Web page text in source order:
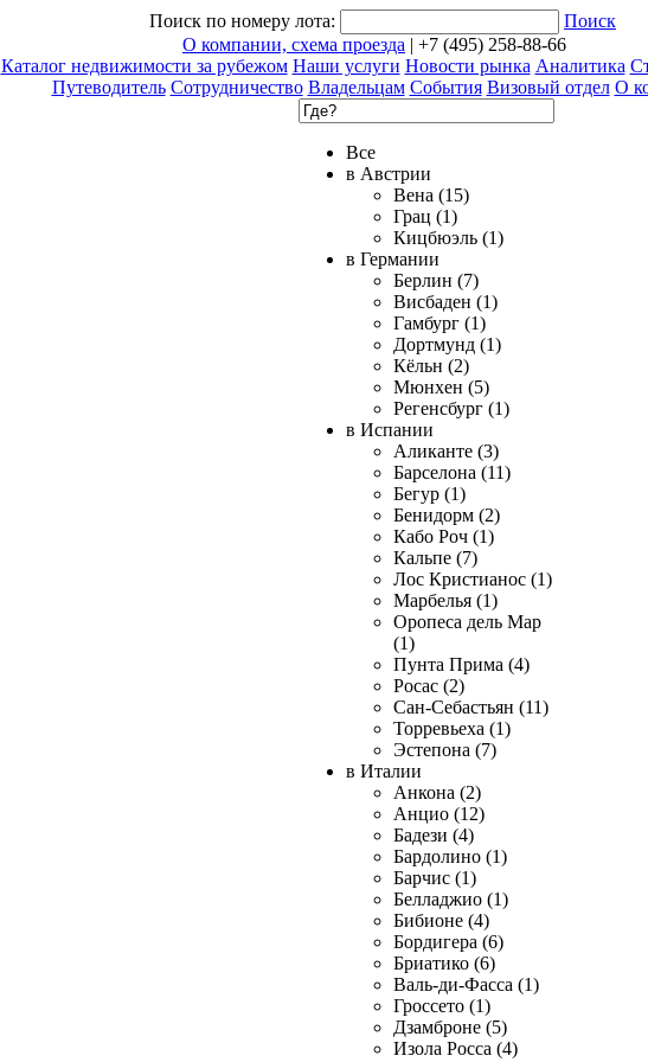
Поиск по номеру лота:
Поиск
О компании, схема проезда | +7 (495) 258-88-66
Каталог недвижимости за рубежом Наши услуги Новости рынка Аналитика
Путеводитель Сотрудничество Владельцам События Визовый отдел О
Все
в Австрии
Вена (15)
Грац (1)
Кицбюэль (1)
в Германии
Берлин (7)
Висбаден (1)
Гамбург (1)
Дортмунд (1)
Кёльн (2)
Мюнхен (5)
Регенсбург (1)
в Испании
Аликанте (3)
Барселона (11)
Бегур (1)
Бенидорм (2)
Кабо Роч (1)
Кальпе (7)
Лос Кристианос (1)
Марбелья (1)
Оропеса дель Мар
(1)
Пунта Прима (4)
Росас (2)
Сан-Себастьян (11)
Торревьеха (1)
Эстепона (7)
в Италии
Анкона (2)
Анцио (12)
Бадези (4)
Бардолино (1)
Барчис (1)
Белладжио (1)
Бибионе (4)
Бордигера (6)
Бриатико (6)
Валь-ди-Фасса (1)
Гроссето (1)
Дзамброне (5)
Изола Росса (4)